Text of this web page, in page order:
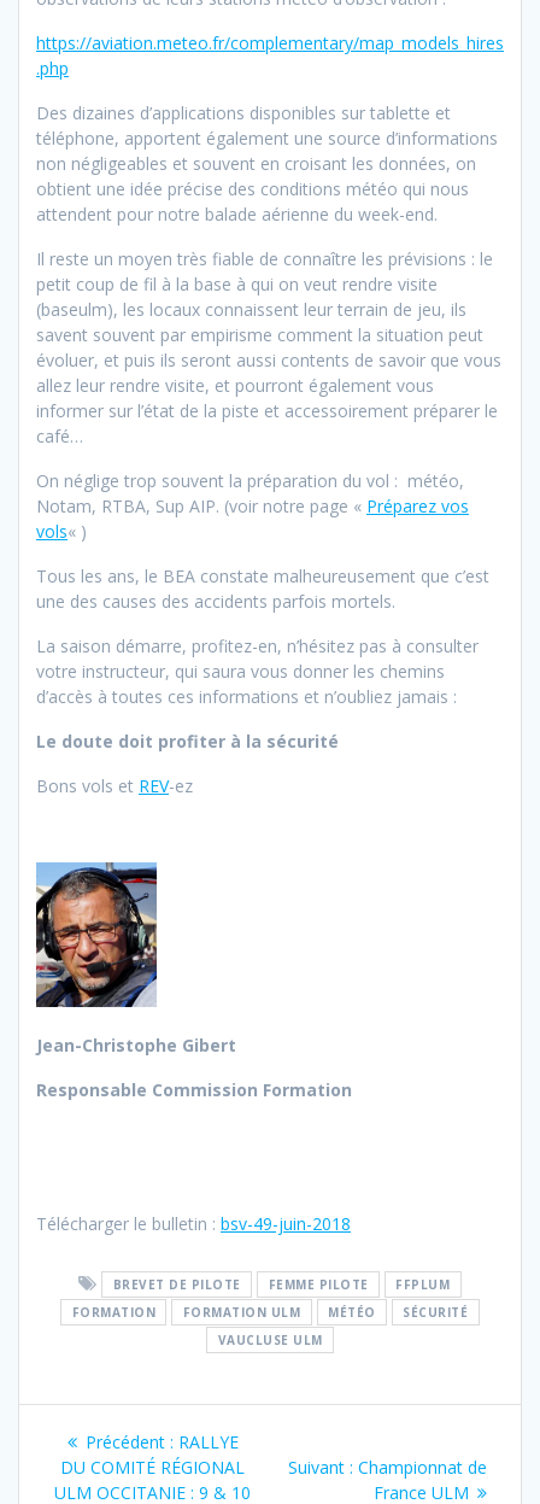
https://aviation.meteo.fr/complementary/map_models_hires
.php
Des dizaines d’applications disponibles sur tablette et
téléphone, apportent également une source d’informations
non négligeables et souvent en croisant les données, on
obtient une idée précise des conditions météo qui nous
attendent pour notre balade aérienne du week-end.
Il reste un moyen très fiable de connaître les prévisions : le
petit coup de fil à la base à qui on veut rendre visite
(baseulm), les locaux connaissent leur terrain de jeu, ils
savent souvent par empirisme comment la situation peut
évoluer, et puis ils seront aussi contents de savoir que vous
allez leur rendre visite, et pourront également vous
informer sur l’état de la piste et accessoirement préparer le
café…
On néglige trop souvent la préparation du vol : météo,
Notam, RTBA, Sup AIP. (voir notre page « Préparez vos
vols« )
Tous les ans, le BEA constate malheureusement que c’est
une des causes des accidents parfois mortels.
La saison démarre, profitez-en, n’hésitez pas à consulter
votre instructeur, qui saura vous donner les chemins
d’accès à toutes ces informations et n’oubliez jamais :
Le doute doit profiter à la sécurité
Bons vols et REV-ez
Jean-Christophe Gibert
Responsable Commission Formation
Télécharger le bulletin : bsv-49-juin-2018
BREVET DE PILOTE FEMME PILOTE
FFPLUM
FORMATION
FORMATION ULM MÉTÉO
SÉCURITÉ
VAUCLUSE ULM
Navigation
de
Précédent : Article
précédent
:
RALLYE
DU COMITÉ RÉGIONAL
ULM OCCITANIE : 9 & 10
Suivant : Article
suivant
Championnat de
France ULM